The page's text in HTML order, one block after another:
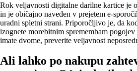
Rok veljavnosti digitalne darilne kartice je
in je običajno naveden v prejetem
uradni spletni strani. Priporočljivo je, da
izognete morebitnim spremembam
imate dvome, preverite veljavnost
Ali lahko po nakupu